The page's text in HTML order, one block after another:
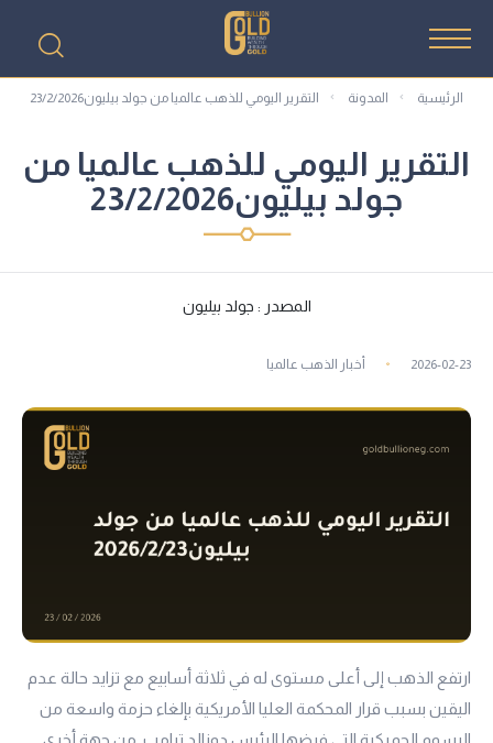
الرئيسية المدونة التقرير اليومي للذهب عالميا من جولد بيليون23/2/2026
التقرير اليومي للذهب عالميا من
جولد بيليون23/2/2026
المصدر : جولد بيليون
2026-02-23 أخبار الذهب عالميا
ارتفع الذهب إلى أعلى مستوى له في ثلاثة أسابيع مع تزايد حالة عدم
اليقين بسبب قرار المحكمة العليا الأمريكية بإلغاء حزمة واسعة من
الرسوم الجمركية التي فرضها الرئيس دونالد ترامب. من جهة أخرى